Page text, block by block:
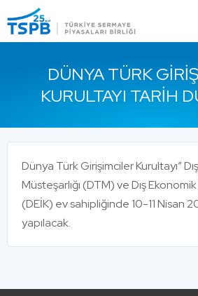
Close
DÜNYA TÜRK
KURULTAYI TARIH
Dünya Türk Girişimciler Kurultayı”
Müsteşarlığı (DTM) ve Dış
(DEİK) ev sahipliğinde 10-11 Nisan
yapılacak.